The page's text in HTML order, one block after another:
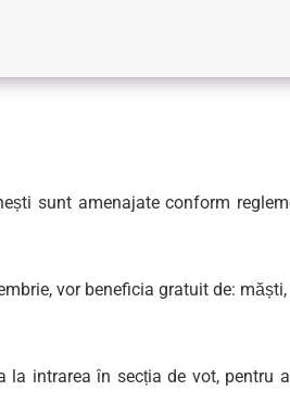
sunt amenajate conform
vor beneficia gratuit de:
la intrarea în secția de vot, pentru